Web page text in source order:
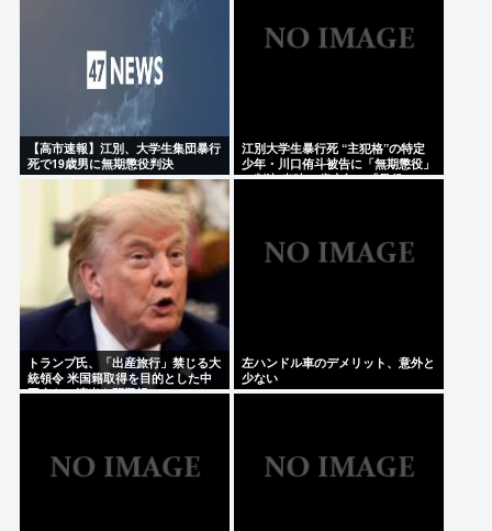
る「北朝鮮の記録映画かと思った。金正恩ですら盛
りすぎって言うぞ」
【ジャニーズ】光GENJI、サブスク&DL配信が解禁
デビュー39周年迎える8月19日から40周年まで1年か
けてリリース当時の日付に順次配信予定
NHK職員が出演者から性被害 異動求めるも3年認め
られずPTSDに 加害者側が釈明も… 月岡ツキ「納得
がいかない」
Powered by livedoor 相互RSS
【高市速報】江別、大学生集団暴行
死で19歳男に無期懲役判決
江別大学生暴行死 “主犯格”の特定
少年・川口侑斗被告に「無期懲役」
の判決 当時17歳少年に「懲役30
トランプ氏、「出産旅行」禁じる大
統領令 米国籍取得を目的とした中
国人らの渡米を問題視
左ハンドル車のデメリット、意外と
少ない